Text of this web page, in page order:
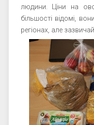
людини. Ціни на
більшості відомі,
регіонах, але